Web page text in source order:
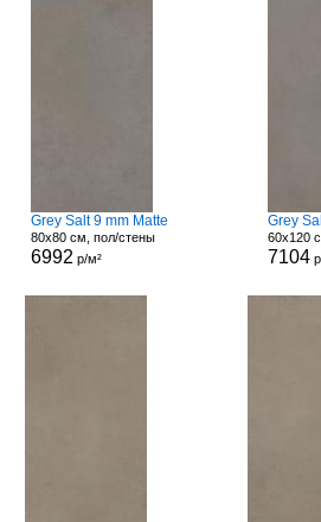
Grey Salt 9 mm Matte
80x80 см, пол/стены
6992 р/м²
Grey
60x120
7104